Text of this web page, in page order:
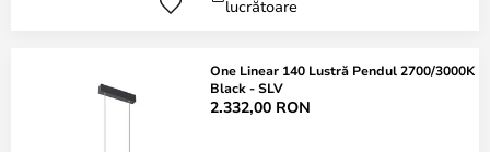
lucrătoare
One Linear 140 Lustră Pendul 2700/3000K
Black - SLV
2.332,00 RON